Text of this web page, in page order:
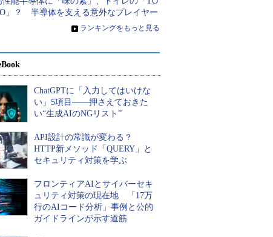
」？ 半導体を支える意外なプレイヤー
» ランキングをもっと見る
ChatGPTに「入力してはいけな
い」5項目――押さえておきた
い“生成AIのNGリスト”
API設計の常識が変わる？
HTTP新メソッド「QUERY」と
セキュリティ対策を学ぶ
フロンティアAIとサイバーセキ
ュリティ対策の現在地 「17万
行のAIコード分析」事例と公的
ガイドラインが示す道筋